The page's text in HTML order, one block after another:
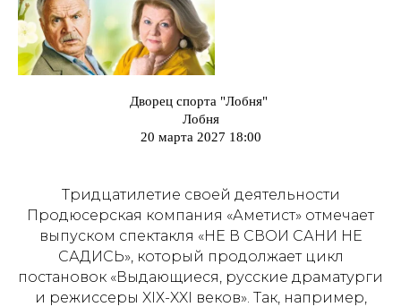
Дворец спорта "Лобня"
Лобня
20 марта 2027 18:00
Тридцатилетие своей деятельности
Продюсерская компания «Аметист» отмечает
выпуском спектакля «НЕ В СВОИ САНИ НЕ
САДИСЬ», который продолжает цикл
постановок «Выдающиеся, русские драматурги
и режиссеры XIХ-XXI веков». Так, например,